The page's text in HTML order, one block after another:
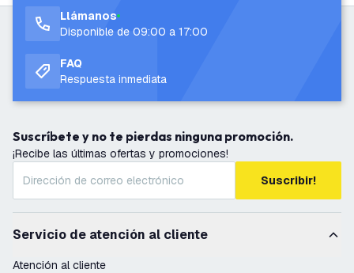
Llámanos
Disponible de 09:00 a 17:00
FAQ
Respuesta inmediata
Suscríbete y no te pierdas ninguna promoción.
¡Recibe las últimas ofertas y promociones!
Suscribir!
Servicio de atención al cliente
Atención al cliente